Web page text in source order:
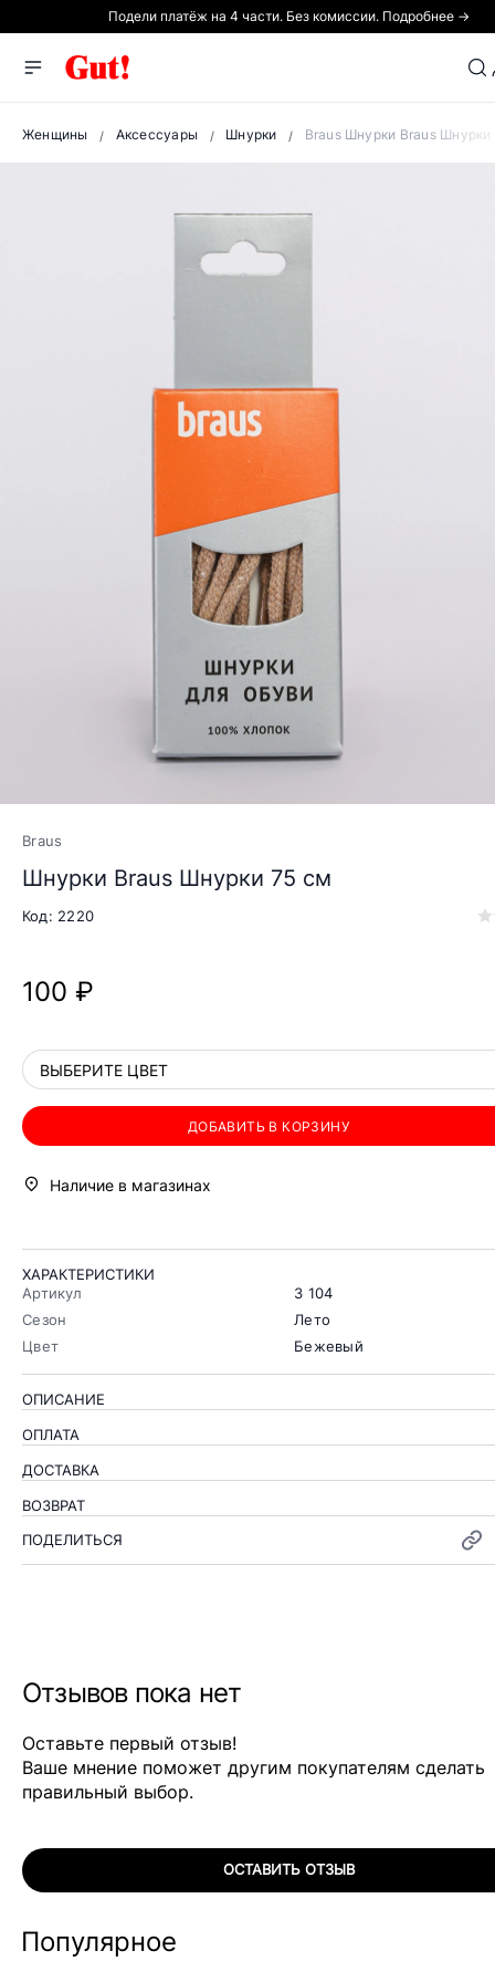
Подели платёж на 4 части. Без комиссии. Подробнее →
Женщины Аксессуары Шнурки Braus Шнурки Braus
Braus
Шнурки Braus Шнурки 75 см
Код: 2220
100 ₽
ВЫБЕРИТЕ ЦВЕТ
ДОБАВИТЬ В КОРЗИНУ
Наличие в магазинах
ХАРАКТЕРИСТИКИ
Артикул
3 104
Сезон
Лето
Цвет
Бежевый
ОПИСАНИЕ
ОПЛАТА
ДОСТАВКА
ВОЗВРАТ
ПОДЕЛИТЬСЯ
Отзывов пока нет
Оставьте первый отзыв!
Ваше мнение поможет другим покупателям сделать
правильный выбор.
ОСТАВИТЬ ОТЗЫВ
Популярное